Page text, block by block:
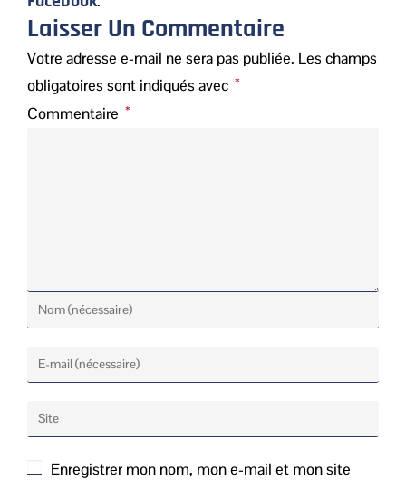
Laisser Un Commentaire
Votre adresse e-mail ne sera pas publiée. Les champs
obligatoires sont indiqués avec *
Commentaire *
Enregistrer mon nom, mon e-mail et mon site